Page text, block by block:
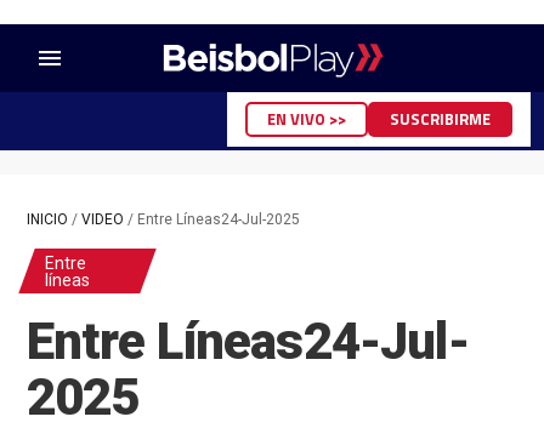
menu
EN VIVO >> SUSCRIBIRME
INICIO / VIDEO / Entre Líneas24-Jul-2025
Entre
líneas
Entre Líneas24-Jul-
2025